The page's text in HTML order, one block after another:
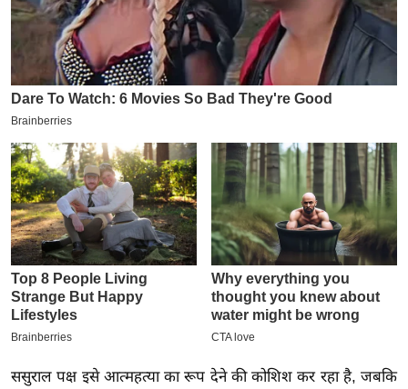
2
6
क्रा
म
ई
-
पे
प
र
मि
सा
ससुराल पक्ष इसे आत्महत्या का रूप देने की कोशिश कर रहा है, जबकि